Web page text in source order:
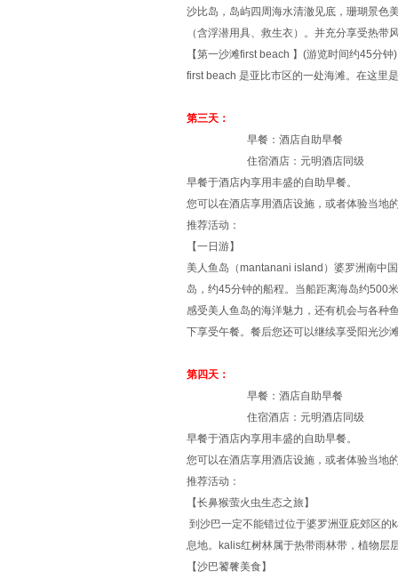
沙比岛，岛屿四周海水清澈见底，珊瑚景色
（含浮潜用具、救生衣）。并充分享受热
【第一沙滩first beach 】(游览时间约45分钟)
first beach 是亚比市区的一处海滩。在这里
第三天：
早餐：酒店自助早餐
住宿酒店：元明酒店同级
早餐于酒店内享用丰盛的自助早餐。
您可以在酒店享用酒店设施，或者体验当地
推荐活动：
【一日游】
美人鱼岛（mantanani island）婆罗洲南中
岛，约45分钟的船程。当船距离海岛约500
感受美人鱼岛的海洋魅力，还有机会与各种
下享受午餐。餐后您还可以继续享受阳光沙
第四天：
早餐：酒店自助早餐
住宿酒店：元明酒店同级
早餐于酒店内享用丰盛的自助早餐。
您可以在酒店享用酒店设施，或者体验当地
推荐活动：
【长鼻猴萤火虫生态之旅】
到沙巴一定不能错过位于婆罗洲亚庇郊区
息地。kalis红树林属于热带雨林带，植物层
【沙巴饕餮美食】